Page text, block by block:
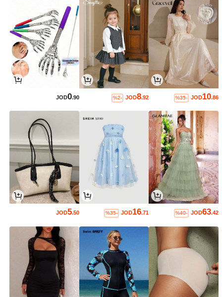
JOD10.86
%35-
JOD8.92
%2-
JOD0.90
JOD63.42
%40-
JOD16.71
%35-
JOD5.50